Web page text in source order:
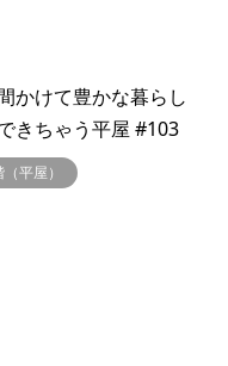
かけて豊かな暮らし
きちゃう平屋 #103
（平屋）